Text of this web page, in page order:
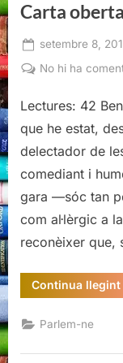
Carta
Posted
on
setembre 8,
No hi ha
Lectures: 42
que he estat,
delectador de
comediant i
gara —sóc tan
com al·lèrgic a
reconèixer que,
Continua llegint
Parlem-ne